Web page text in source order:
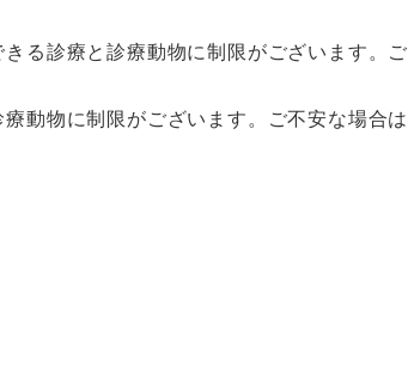
る診療と診療動物に制限がございます。
動物に制限がございます。ご不安な場合